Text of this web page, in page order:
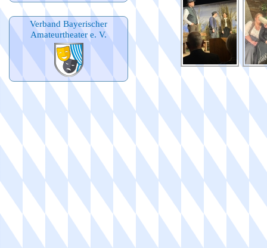
Verband Bayerischer
Amateurtheater e. V.